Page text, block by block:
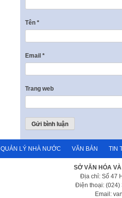
Tên *
Email *
Trang web
QUẢN LÝ NHÀ NƯỚC VĂN BẢN TIN
SỞ VĂN HÓA
Địa chỉ: Số 47
Điện thoại: (024)
Email: